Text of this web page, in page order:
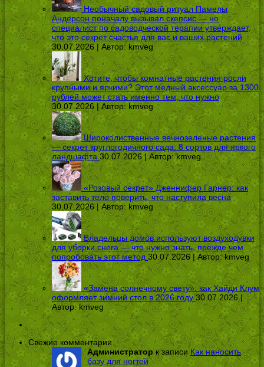
Необычный садовый ритуал Памелы
Андерсон поначалу вызывал скепсис — но
специалист по садоводческой терапии утверждает,
что это секрет счастья для вас и ваших растений
30.07.2026 | Автор: kmveg
Хотите, чтобы комнатные растения росли
крупными и яркими? Этот медный аксессуар за 1300
рублей может стать именно тем, что нужно
30.07.2026 | Автор: kmveg
Широколиственные вечнозеленые растения
— секрет круглогодичного сада: 8 сортов для яркого
ландшафта 30.07.2026 | Автор:kmveg
«Розовый секрет» Дженнифер Гарнер: как
заставить тело поверить, что наступила весна
30.07.2026 | Автор: kmveg
Владельцы домов используют воздуходувки
для уборки снега — что нужно знать, прежде чем
попробовать этот метод 30.07.2026 | Автор:kmveg
«Замена солнечному свету»: как Хайди Клум
оформляет зимний стол в 2026 году 30.07.2026 |
Автор:kmveg
Свежие комментарии
Администраторк записи Как наносить
базу для ногтей